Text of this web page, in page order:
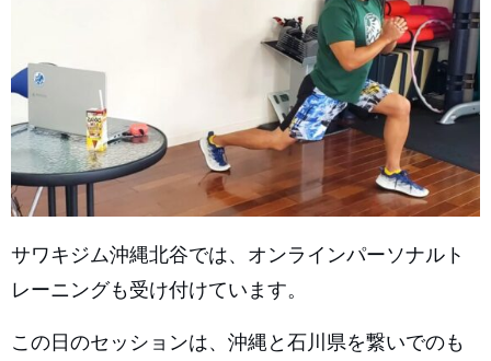
サワキジム沖縄北谷では、オンラインパーソナルト
レーニングも受け付けています。
この日のセッションは、沖縄と石川県を繋いでのも